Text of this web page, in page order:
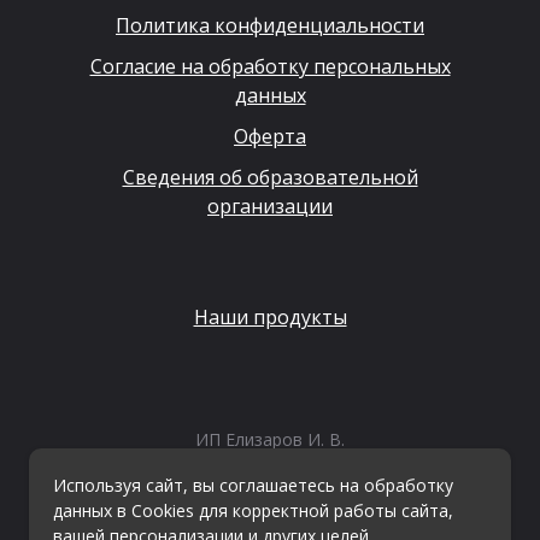
Политика конфиденциальности
Согласие на обработку персональных
данных
Оферта
Сведения об образовательной
организации
Наши продукты
ИП Елизаров И. В.
ОГРНИП: 315665800057162
Эл. почта:info@kvestiks.ru
Используя сайт, вы соглашаетесь на обработку
данных в Cookies для корректной работы сайта,